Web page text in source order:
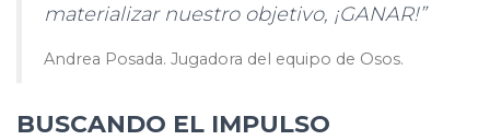
materializar nuestro objetivo, ¡GANAR!”
Andrea Posada. Jugadora del equipo de Osos.
BUSCANDO EL IMPULSO